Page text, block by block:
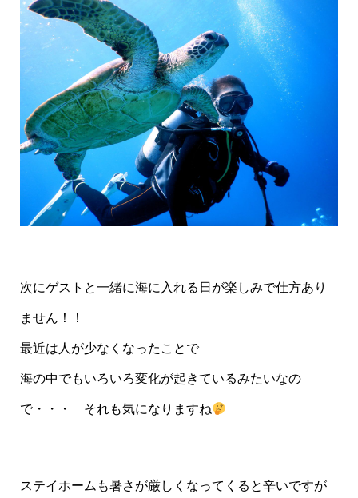
次にゲストと一緒に海に入れる日が楽しみで仕方あり
ません！！
最近は人が少なくなったことで
海の中でもいろいろ変化が起きているみたいなの
で・・・ それも気になりますね
ステイホームも暑さが厳しくなってくると辛いですが